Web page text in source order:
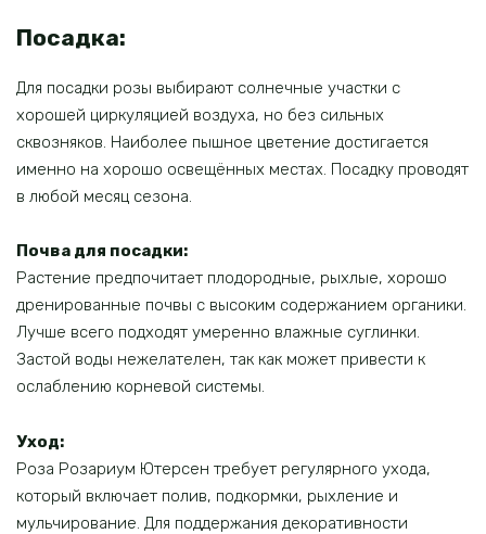
Посадка:
Для посадки розы выбирают солнечные участки с
хорошей циркуляцией воздуха, но без сильных
сквозняков. Наиболее пышное цветение достигается
именно на хорошо освещённых местах. Посадку проводят
в любой месяц сезона.
Почва для посадки:
Растение предпочитает плодородные, рыхлые, хорошо
дренированные почвы с высоким содержанием органики.
Лучше всего подходят умеренно влажные суглинки.
Застой воды нежелателен, так как может привести к
ослаблению корневой системы.
Уход:
Роза Розариум Ютерсен требует регулярного ухода,
который включает полив, подкормки, рыхление и
мульчирование. Для поддержания декоративности